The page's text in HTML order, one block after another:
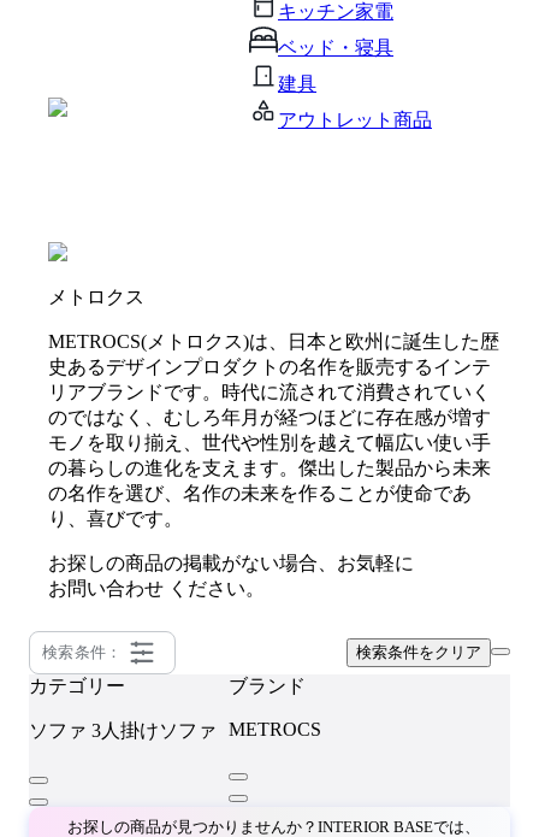
キッチン家電
ベッド・寝具
建具
アウトレット商品
メトロクス
METROCS(メトロクス)は、日本と欧州に誕生した歴
史あるデザインプロダクトの名作を販売するインテ
リアブランドです。時代に流されて消費されていく
のではなく、むしろ年月が経つほどに存在感が増す
モノを取り揃え、世代や性別を越えて幅広い使い手
の暮らしの進化を支えます。傑出した製品から未来
の名作を選び、名作の未来を作ることが使命であ
り、喜びです。
お探しの商品の掲載がない場合、お気軽に
お問い合わせ ください。
検索条件： 検索条件をクリア
カテゴリー
ソファ 3人掛けソファ
ブランド
METROCS
お探しの商品が見つかりませんか？INTERIOR BASEでは、